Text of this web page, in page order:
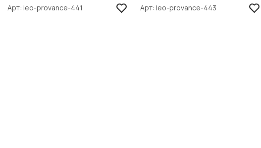
Арт leo-provance-441 Арт leo-provance-443